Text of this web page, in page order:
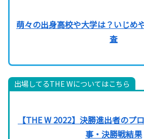
萌々の出身高校や大学は？いじめ
査
出場してるTHE Wについてはこちら
【THE W 2022】決勝進出者のプ
事・決勝戦結果